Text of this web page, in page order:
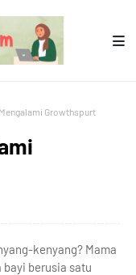
Growthspurt
kenyang? Mama
bayi berusia satu